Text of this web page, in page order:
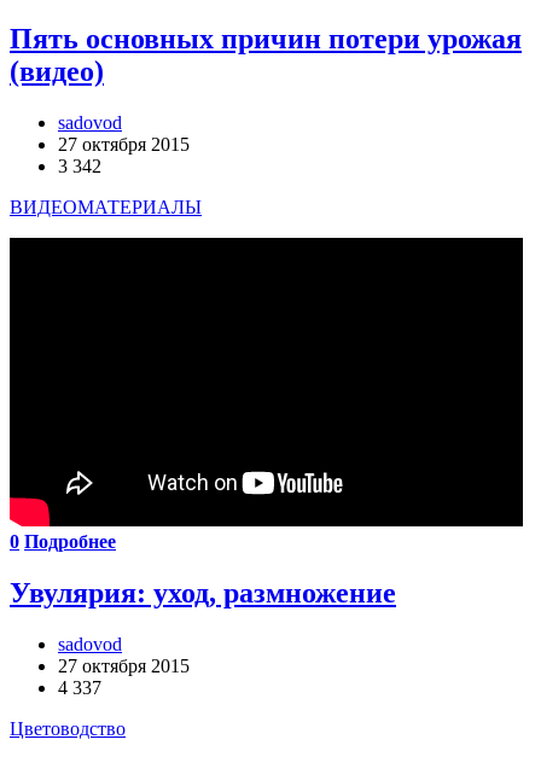
Пять основных причин потери урожая
(видео)
sadovod
27 октября 2015
3 342
ВИДЕОМАТЕРИАЛЫ
0 Подробнее
Увулярия: уход, размножение
sadovod
27 октября 2015
4 337
Цветоводство